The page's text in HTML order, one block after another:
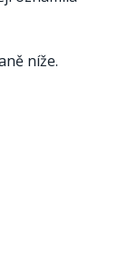
níže.